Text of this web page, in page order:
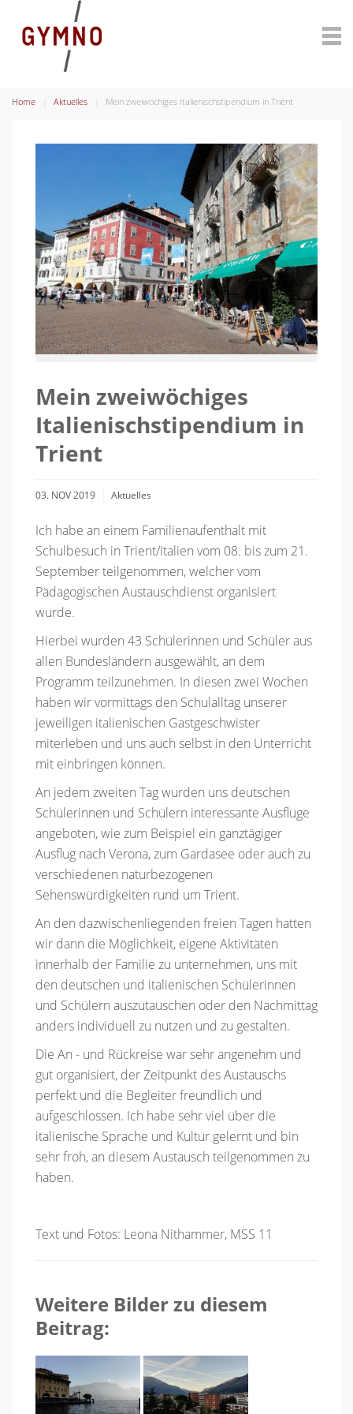
Home Aktuelles Mein zweiwöchiges Italienischstipendium in Trient
Mein zweiwöchiges
Italienischstipendium in
Trient
03. NOV 2019 Aktuelles
Ich habe an einem Familienaufenthalt mit
Schulbesuch in Trient/Italien vom 08. bis zum 21.
September teilgenommen, welcher vom
Pädagogischen Austauschdienst organisiert
wurde.
Hierbei wurden 43 Schülerinnen und Schüler aus
allen Bundesländern ausgewählt, an dem
Programm teilzunehmen. In diesen zwei Wochen
haben wir vormittags den Schulalltag unserer
jeweiligen italienischen Gastgeschwister
miterleben und uns auch selbst in den Unterricht
mit einbringen können.
An jedem zweiten Tag wurden uns deutschen
Schülerinnen und Schülern interessante Ausflüge
angeboten, wie zum Beispiel ein ganztägiger
Ausflug nach Verona, zum Gardasee oder auch zu
verschiedenen naturbezogenen
Sehenswürdigkeiten rund um Trient.
An den dazwischenliegenden freien Tagen hatten
wir dann die Möglichkeit, eigene Aktivitäten
innerhalb der Familie zu unternehmen, uns mit
den deutschen und italienischen Schülerinnen
und Schülern auszutauschen oder den Nachmittag
anders individuell zu nutzen und zu gestalten.
Die An - und Rückreise war sehr angenehm und
gut organisiert, der Zeitpunkt des Austauschs
perfekt und die Begleiter freundlich und
aufgeschlossen. Ich habe sehr viel über die
italienische Sprache und Kultur gelernt und bin
sehr froh, an diesem Austausch teilgenommen zu
haben.
Text und Fotos: Leona Nithammer, MSS 11
Weitere Bilder zu diesem
Beitrag: